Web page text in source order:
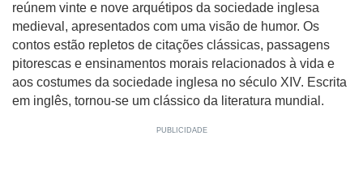
reúnem vinte e nove arquétipos da sociedade inglesa
medieval, apresentados com uma visão de humor. Os
contos estão repletos de citações clássicas, passagens
pitorescas e ensinamentos morais relacionados à vida e
aos costumes da sociedade inglesa no século XIV. Escrita
em inglês, tornou-se um clássico da literatura mundial.